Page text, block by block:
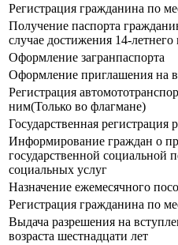
Регистрация гражданина по
Получение паспорта
случае достижения 14-летнего
Оформление загранпаспорта
Оформление приглашения на
Регистрация
ним(Только во флагмане)
Государственная регистрация
Информирование граждан о
государственной социальной
социальных услуг
Назначение ежемесячного
Регистрация гражданина по
Выдача разрешения на
возраста шестнадцати лет